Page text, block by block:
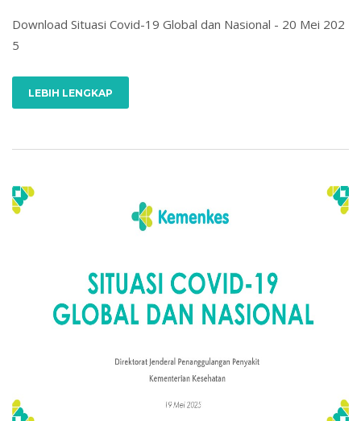
Download Situasi Covid-19 Global dan Nasional - 20 Mei 202
5
LEBIH LENGKAP